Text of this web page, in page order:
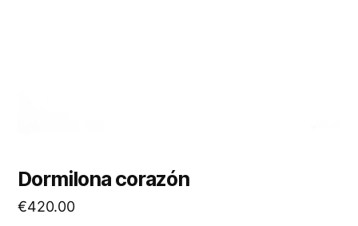
Dormilona corazón
€420.00